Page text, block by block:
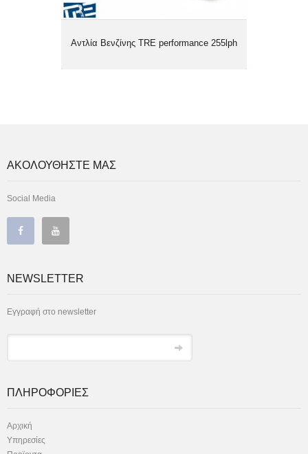
Αντλία Βενζίνης TRE performance 255lph
ΑΚΟΛΟΥΘΗΣΤΕ ΜΑΣ
Social Media
NEWSLETTER
Εγγραφή στο newsletter
ΠΛΗΡΟΦΟΡΙΕΣ
Αρχική
Υπηρεσίες